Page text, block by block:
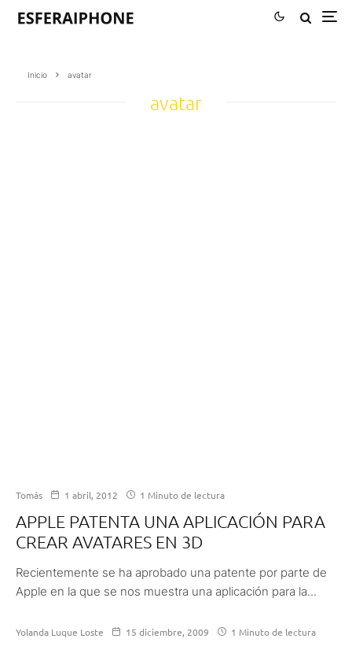
Inicio avatar
avatar
Tomás 1 abril, 2012 1 Minuto de lectura
APPLE PATENTA UNA APLICACIÓN PARA
CREAR AVATARES EN 3D
Recientemente se ha aprobado una patente por parte de
Apple en la que se nos muestra una aplicación para la...
Yolanda Luque Loste 15 diciembre, 2009 1 Minuto de lectura